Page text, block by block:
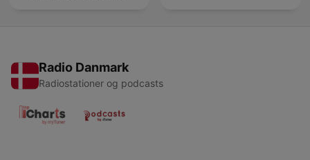
Radio Danmark
Radiostationer og podcasts